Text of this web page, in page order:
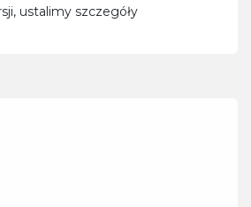
ustalimy szczegóły